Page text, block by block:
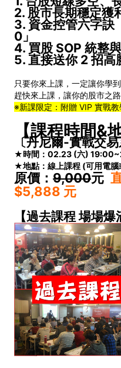
2. 股市長期穩定獲
3. 資金控管六字訣
0」
4. 買股 SOP 統整
5. 直接送你 2 招高
只要你來上課，一定讓你學到
趕快來上課，讓你的股市之
※新課限定：附贈 VIP 實戰
【課程時間&
〔丹尼爾-實戰交
★時間：02.23 (六)
★地點：線上課程 (可用電腦
原價： 9,000元
$5,888 元
【過去課程 場場爆